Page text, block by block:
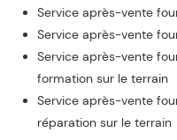
Service après-vente
Service après-vente
Service après-vente
formation sur le terrain
Service après-vente
réparation sur le terrain